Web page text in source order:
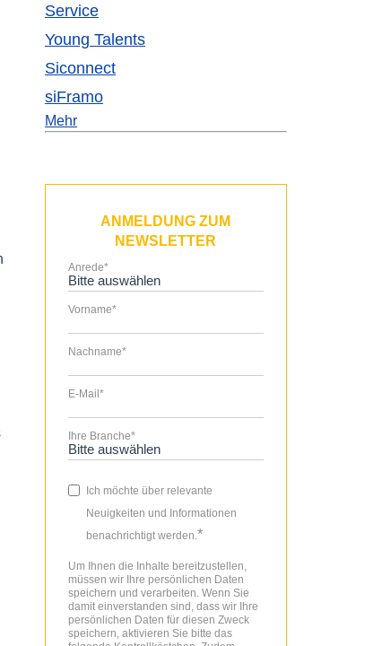
Service
Young Talents
Siconnect
siFramo
Mehr
ANMELDUNG ZUM
NEWSLETTER
Anrede*
Vorname*
Nachname*
E-Mail*
Ihre Branche*
Ich möchte über relevante
Neuigkeiten und Informationen
benachrichtigt werden. *
Um Ihnen die Inhalte bereitzustellen,
müssen wir Ihre persönlichen Daten
speichern und verarbeiten. Wenn Sie
damit einverstanden sind, dass wir Ihre
persönlichen Daten für diesen Zweck
speichern, aktivieren Sie bitte das